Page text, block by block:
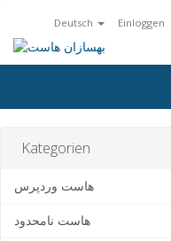
Deutsch Einloggen
Kategorien
هاست وردپرس
هاست نامحدود